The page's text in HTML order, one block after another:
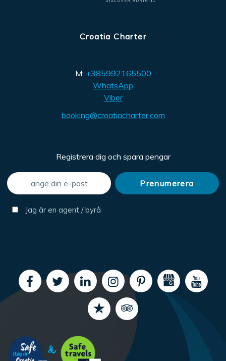
Croatia Charter
M: +385992165500
WhatsApp
Viber
booking@croatiacharter.com
Registrera dig och spara pengar
Jag är en agent / byrå